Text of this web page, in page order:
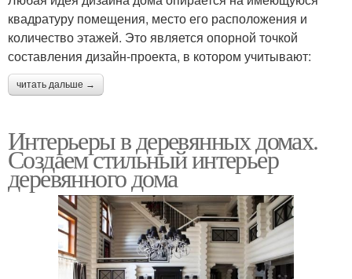
квадратуру помещения, место его расположения и
количество этажей. Это является опорной точкой
составления дизайн-проекта, в котором учитывают:
читать дальше →
Интерьеры в деревянных домах.
Создаем стильный интерьер
деревянного дома